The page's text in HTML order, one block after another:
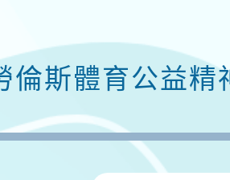
倫斯體育公益